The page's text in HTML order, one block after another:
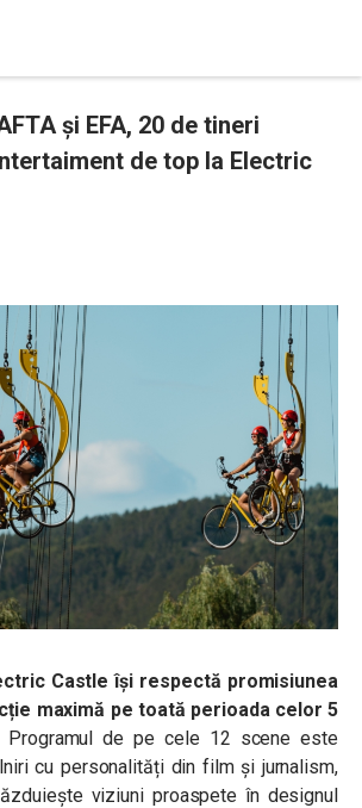
și EFA, 20 de tineri
de top la Electric
Castle își respectă promisiunea
maximă pe toată perioada celor 5
de pe cele 12 scene este
cu personalități din film și jurnalism,
viziuni proaspete în designul